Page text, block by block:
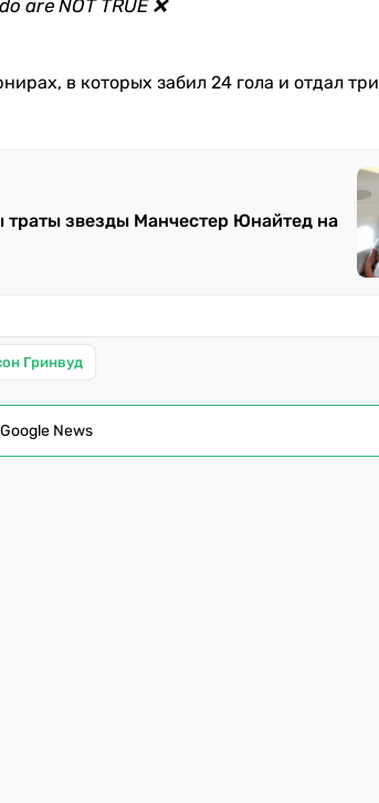
are NOT TRUE ❌
в которых забил 24 гола и отдал три
звезды Манчестер Юнайтед на
Гринвуд
News